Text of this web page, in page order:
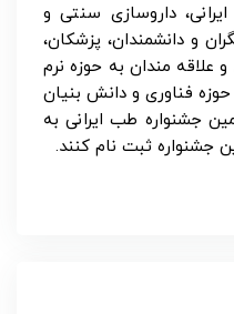
داروسازی سنتی و
و دانشمندان، پزشکان،
علاقه مندان به حوزه نرم
فناوری و دانش بنیان
جشنواره طب ایرانی به
جشنواره ثبت نام کنند.